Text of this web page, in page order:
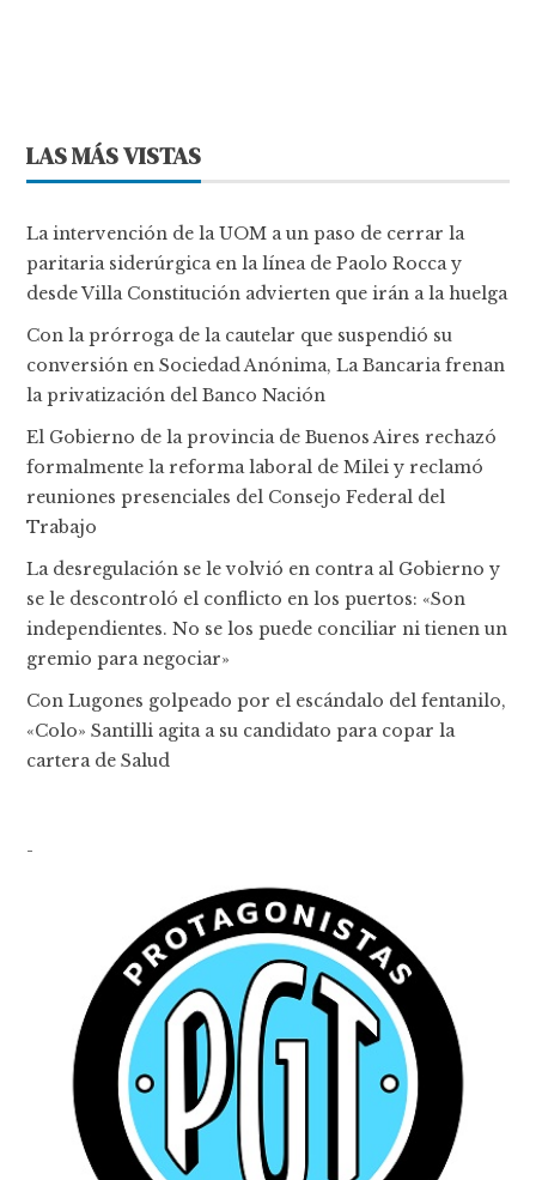
LAS MÁS VISTAS
La intervención de la UOM a un paso de cerrar la
paritaria siderúrgica en la línea de Paolo Rocca y
desde Villa Constitución advierten que irán a la huelga
Con la prórroga de la cautelar que suspendió su
conversión en Sociedad Anónima, La Bancaria frenan
la privatización del Banco Nación
El Gobierno de la provincia de Buenos Aires rechazó
formalmente la reforma laboral de Milei y reclamó
reuniones presenciales del Consejo Federal del
Trabajo
La desregulación se le volvió en contra al Gobierno y
se le descontroló el conflicto en los puertos: «Son
independientes. No se los puede conciliar ni tienen un
gremio para negociar»
Con Lugones golpeado por el escándalo del fentanilo,
«Colo» Santilli agita a su candidato para copar la
cartera de Salud
-